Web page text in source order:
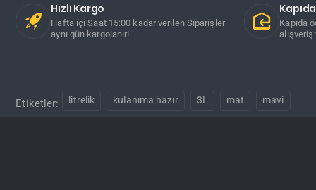
Hızlı Kargo
Hafta içi Saat 15:00 kadar verilen Siparişler
aynı gün kargolanır!
Kapıda
Etiketler: litrelik kulanıma hazır 3L mat mavi